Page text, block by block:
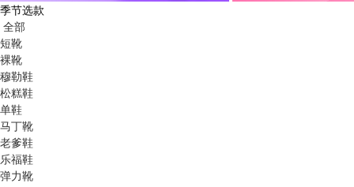
季节选款
全部
短靴
裸靴
穆勒鞋
松糕鞋
单鞋
马丁靴
老爹鞋
乐福鞋
弹力靴